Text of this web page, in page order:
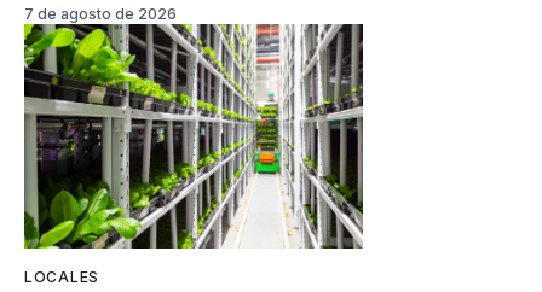
7 de agosto de 2026
LOCALES